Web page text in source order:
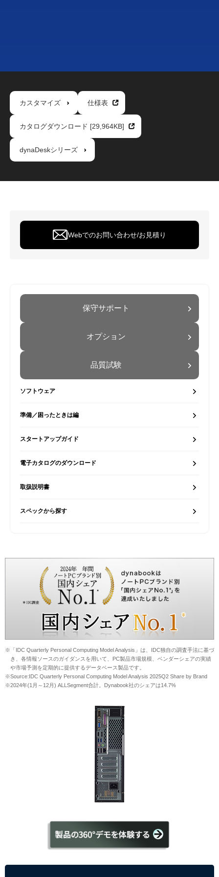
カスタマイズ 仕様表
カタログダウンロード [29,964KB]
dynaDeskシリーズ
Webでのお問い合わせ/お見積り
保守サポート
オプション
品質試験
ソフトウェア
準備／困ったときは編
スタートアップガイド
電子カタログのダウンロード
取扱説明書
スペックから探す
※「IDC Quarterly Personal Computing Model Analysis」は、IDC独自の調査手法に基づ
き、各情報ソースのガイダンスを用いて、PC製品市場規模、ベンダーシェアの実績
や市場予測を定期的に提供するデータベース製品です。
※Source:IDC Quarterly Personal Computing Model Analysis 2025Q2 Share by Brand
※2024年(1月～12月) ALLSegment合計。Dynabook社のシェアは14.7%